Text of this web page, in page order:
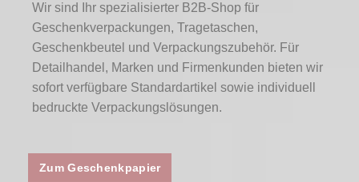
Wir sind Ihr spezialisierter B2B-Shop für
Geschenkverpackungen, Tragetaschen,
Geschenkbeutel und Verpackungszubehör. Für
Detailhandel, Marken und Firmenkunden bieten wir
sofort verfügbare Standardartikel sowie individuell
bedruckte Verpackungslösungen.
Zum Geschenkpapier